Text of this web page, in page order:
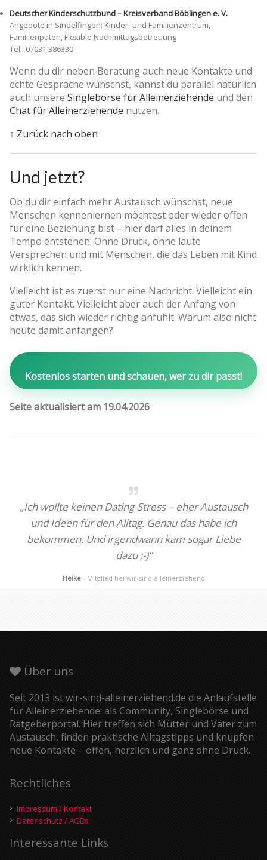
Deutscher Kinderschutzbund – Kreisverband Böblingen e. V.
Angebote in Sindelfingen: Kinder- und Familienzentrum,
Familienpaten, Flexible Nachmittagsbetreuung
Tel.: 07031 386330
Wenn du dir neben Beratung auch neue Kontakte und
echte Gespräche wünschst, kannst du parallel natürlich
auch unsere Singlebörse für Alleinerziehende und den
Chat für Alleinerziehende nutzen.
↑ Zurück nach oben
Und jetzt?
Ob du dir einfach mehr Austausch wünschst, neue
Menschen kennenlernen möchtest oder wieder offen
für eine Beziehung bist – hier darf alles in deinem
Tempo entstehen. Ohne Druck, ohne laute
Versprechen und mit Menschen, die das Leben mit Kind
wirklich kennen.
Vielleicht ist es zuerst nur eine Nachricht. Vielleicht ein
guter Kontakt. Vielleicht aber auch der Anfang von
etwas, das sich wieder richtig anfühlt. Warum also nicht
heute damit anfangen?
Kostenlos starten und schauen, wer zu dir passt!
Seite aktualisiert am 19.04.2026
„Ich wollte keinen Dating-Stress – eher Austausch
und Ideen für den Alltag. Genau das habe ich
bekommen. Und irgendwann kam sogar Liebe
dazu ;-)“
Heike - Mitglied bei wir-sind-alleinerziehend
Über uns
Seit 2013 ist wir-sind-alleinerziehend.de die Anlaufstelle
für Alleinerziehende: als Community, Singlebörse und
Ratgeberportal. Hier treffen sich Mütter und Väter zum
Austausch, finden praktische Alltagstipps und knüpfen
neue Kontakte – offen, herzlich und ganz ohne Druck.
Rechtliches
Impressum / Kontakt
Datenschutz / AGBs
Interessante Links